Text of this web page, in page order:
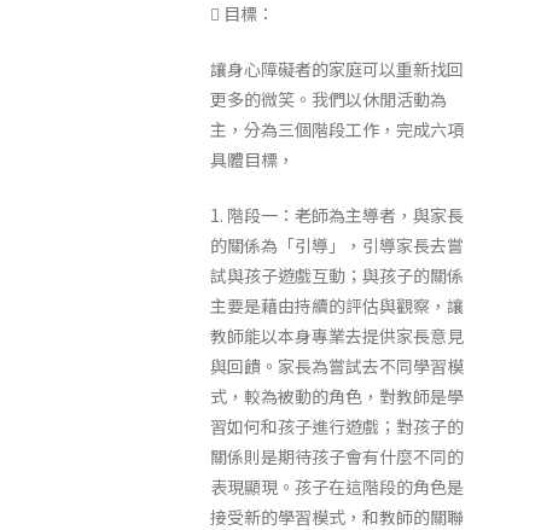
 目標：
讓身心障礙者的家庭可以重新找回
更多的微笑。我們以休閒活動為
主，分為三個階段工作，完成六項
具體目標，
1. 階段一：老師為主導者，與家長
的關係為「引導」，引導家長去嘗
試與孩子遊戲互動；與孩子的關係
主要是藉由持續的評估與觀察，讓
教師能以本身專業去提供家長意見
與回饋。家長為嘗試去不同學習模
式，較為被動的角色，對教師是學
習如何和孩子進行遊戲；對孩子的
關係則是期待孩子會有什麼不同的
表現顯現。孩子在這階段的角色是
接受新的學習模式，和教師的關聯